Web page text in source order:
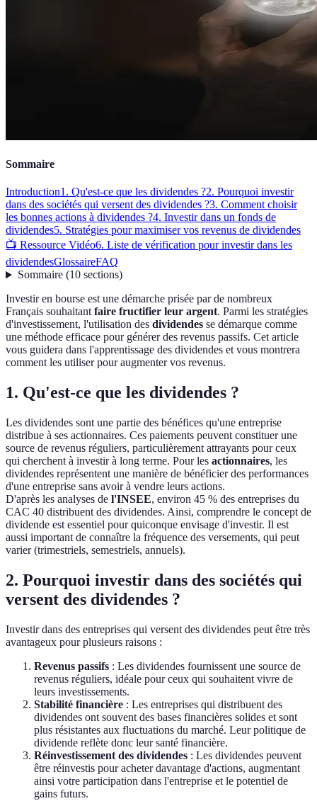
Sommaire
Introduction1. Qu'est-ce que les dividendes ?2. Pourquoi investir
dans des sociétés qui versent des dividendes ?3. Comment choisir
les bonnes actions à dividendes ?4. Investir dans un fonds de
dividendes5. Stratégies pour maximiser vos revenus de dividendes
📺 Ressource Vidéo6. Liste de vérification pour investir dans les
dividendesGlossaireFAQ
Sommaire(10 sections)
Investir en bourse est une démarche prisée par de nombreux
Français souhaitantfaire fructifier leur argent. Parmi les stratégies
d'investissement, l'utilisation des dividendes se démarque comme
une méthode efficace pour générer des revenus passifs. Cet article
vous guidera dans l'apprentissage des dividendes et vous montrera
comment les utiliser pour augmenter vos revenus.
1. Qu'est-ce que les dividendes ?
Les dividendes sont une partie des bénéfices qu'une entreprise
distribue à ses actionnaires. Ces paiements peuvent constituer une
source de revenus réguliers, particulièrement attrayants pour ceux
qui cherchent à investir à long terme. Pour les actionnaires, les
dividendes représentent une manière de bénéficier des performances
d'une entreprise sans avoir à vendre leurs actions.
D'après les analyses de l'INSEE, environ 45 % des entreprises du
CAC 40 distribuent des dividendes. Ainsi, comprendre le concept de
dividende est essentiel pour quiconque envisage d'investir. Il est
aussi important de connaître la fréquence des versements, qui peut
varier (trimestriels, semestriels, annuels).
2. Pourquoi investir dans des sociétés qui
versent des dividendes ?
Investir dans des entreprises qui versent des dividendes peut être très
avantageux pour plusieurs raisons :
Revenus passifs : Les dividendes fournissent une source de
revenus réguliers, idéale pour ceux qui souhaitent vivre de
leurs investissements.
Stabilité financière : Les entreprises qui distribuent des
dividendes ont souvent des bases financières solides et sont
plus résistantes aux fluctuations du marché. Leur politique de
dividende reflète donc leur santé financière.
Réinvestissement des dividendes : Les dividendes peuvent
être réinvestis pour acheter davantage d'actions, augmentant
ainsi votre participation dans l'entreprise et le potentiel de
gains futurs.